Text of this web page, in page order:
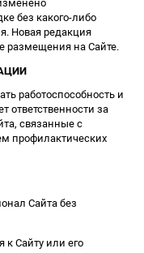
без какого-либо
Новая редакция
размещения на Сайте.
работоспособность и
ответственности за
связанные с
профилактических
Сайта без
к Сайту или его